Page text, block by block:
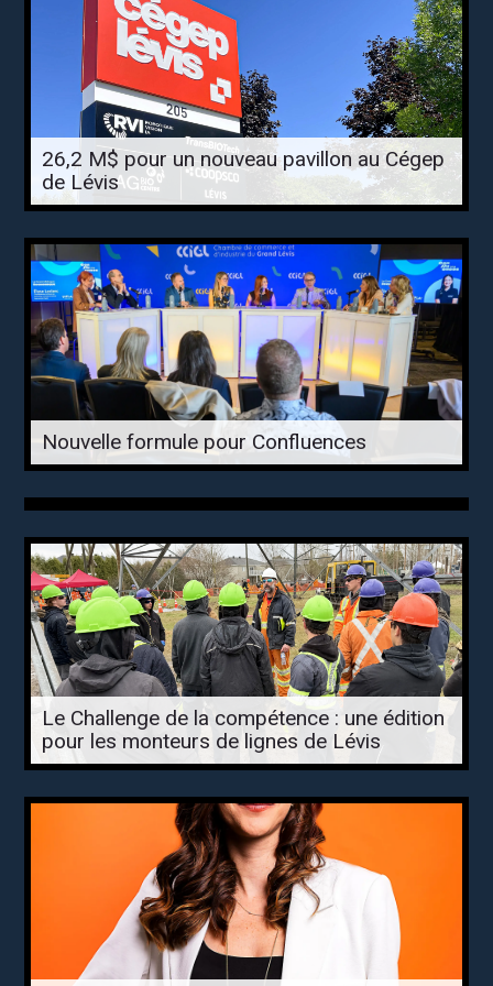
26,2 M$ pour un nouveau pavillon au Cégep
de Lévis
Nouvelle formule pour Confluences
Le Challenge de la compétence : une édition
pour les monteurs de lignes de Lévis